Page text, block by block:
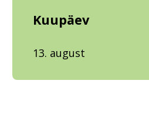
Kuupäev
13. august